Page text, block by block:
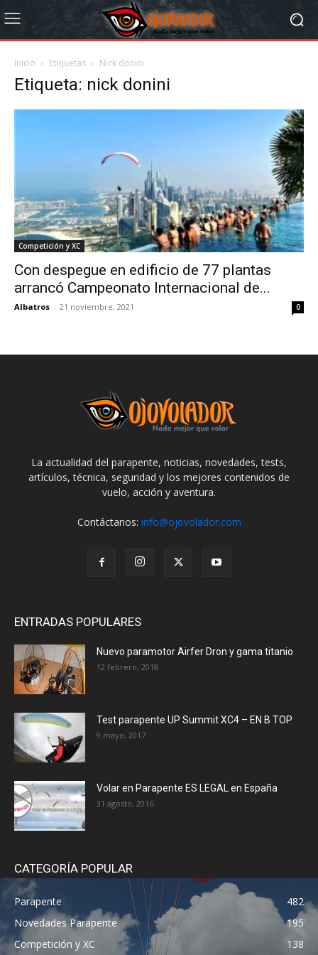
Inicio Etiquetas Nick donini
Etiqueta: nick donini
Competición y XC
Con despegue en edificio de 77 plantas
arrancó Campeonato Internacional de...
Albatros - 21 noviembre, 2021 0
La actualidad del parapente, noticias, novedades, tests,
artículos, técnica, seguridad y los mejores contenidos de
vuelo, acción y aventura.
Contáctanos: info@ojovolador.com
ENTRADAS POPULARES
Nuevo paramotor Airfer Dron y gama titanio
12 febrero, 2018
Test parapente UP Summit XC4 – EN B TOP
9 mayo, 2017
Volar en Parapente ES LEGAL en España
31 agosto, 2016
CATEGORÍA POPULAR
Parapente
482
Novedades Parapente
195
Competición y XC
138